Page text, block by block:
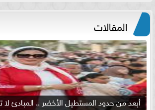
المقالات
أبعد من حدود المستطيل الأخضر .. المبادئ